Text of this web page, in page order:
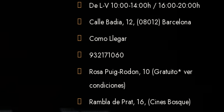
De L-V 10:00-14:00h / 16:00-20:00h
Calle Badia, 12, (08012) Barcelona
Como Llegar
932171060
Rosa Puig-Rodon, 10 (Gratuito* ver
condiciones)
Rambla de Prat, 16, (Cines Bosque)